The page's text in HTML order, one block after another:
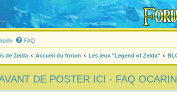
FAQ
de Zelda Accueil du forum Les jeux "Legend of Zelda"
DE POSTER ICI - FAQ